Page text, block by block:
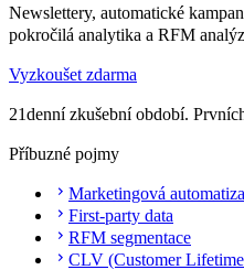
Newslettery, automatické
pokročilá analytika a RFM
Vyzkoušet zdarma
21denní zkušební období.
Příbuzné pojmy
Marketingová
First-party data
RFM segmentace
CLV (Customer